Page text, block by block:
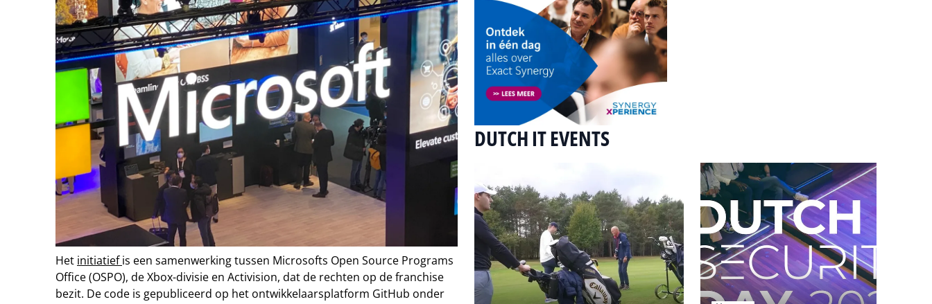
Het initiatiefis een samenwerking tussen Microsofts Open Source Programs
Office (OSPO), de Xbox-divisie en Activision, dat de rechten op de franchise
bezit. De code is gepubliceerd op het ontwikkelaarsplatform GitHub onder
DUTCH IT EVENTS